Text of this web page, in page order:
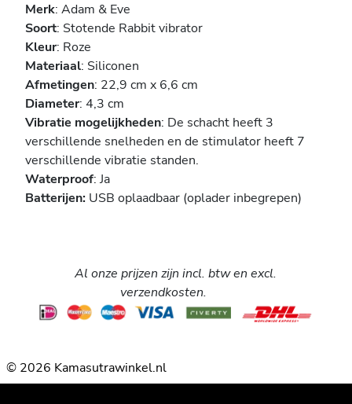
Merk: Adam & Eve
Soort: Stotende Rabbit vibrator
Kleur: Roze
Materiaal: Siliconen
Afmetingen: 22,9 cm x 6,6 cm
Diameter: 4,3 cm
Vibratie mogelijkheden: De schacht heeft 3
verschillende snelheden en de stimulator heeft 7
verschillende vibratie standen.
Waterproof: Ja
Batterijen: USB oplaadbaar (oplader inbegrepen)
Al onze prijzen zijn incl. btw en excl.
verzendkosten.
© 2026 Kamasutrawinkel.nl